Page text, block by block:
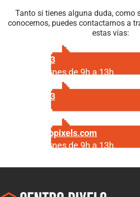
Tanto si tienes alguna duda, como
conocernos, puedes contactarnos a
estas vías:
687 29 56 23
Lunes a viernes de 9h a 13h
687 29 56 23
info@centropixels.com
Lunes a viernes de 9h a 13h